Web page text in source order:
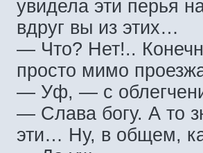
увидела эти перья
вдруг вы из этих…
— Что? Нет!..
просто мимо
— Уф, — с
— Слава богу. А то
эти… Ну, в общем,